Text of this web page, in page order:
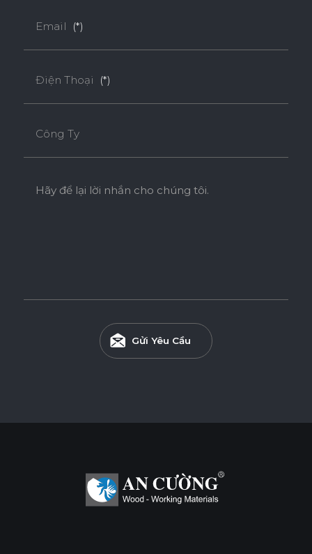
Email (*)
Điện Thoại (*)
Công Ty
Hãy để lại lời nhắn cho chúng tôi.
Gửi Yêu Cầu